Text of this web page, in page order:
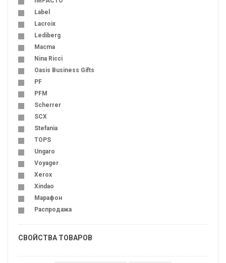
Label
Lacroix
Lediberg
Macma
Nina Ricci
Oasis Business Gifts
PF
PFM
Scherrer
SCX
Stefania
TOPS
Ungaro
Voyager
Xerox
Xindao
Марафон
Распродажа
СВОЙСТВА ТОВАРОВ